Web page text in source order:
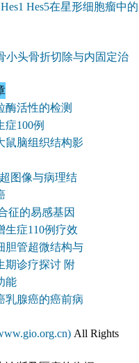
Hes5在星形细胞瘤中的
小头骨折切除与内固定治
酶活性的检测
100例
鼠脑组织结构影
图像与病理结
征的易感基因
生症110例疗效
胆管超微结构与
期诊疗探讨 附
能
乳腺癌的癌前病
All Rights